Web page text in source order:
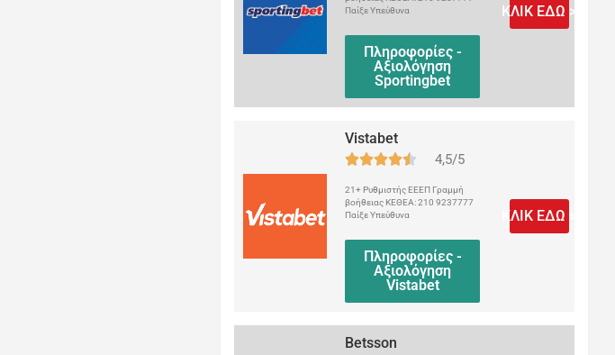
Παίξε Υπεύθυνα
Πληροφορίες -
Αξιολόγηση
Sportingbet
ΚΛΙΚ ΕΔΩ >
Vistabet
4,5/5
21+ Ρυθμιστής ΕΕΕΠ Γραμμή
βοήθειας ΚΕΘΕΑ: 210 9237777
Παίξε Υπεύθυνα
Πληροφορίες -
Αξιολόγηση
Vistabet
ΚΛΙΚ ΕΔΩ >
Betsson